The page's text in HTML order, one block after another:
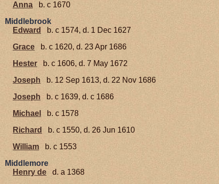
Anna
b. c 1670
Middlebrook
Edward
b. c 1574, d. 1 Dec 1627
Grace
b. c 1620, d. 23 Apr 1686
Hester
b. c 1606, d. 7 May 1672
Joseph
b. 12 Sep 1613, d. 22 Nov 1686
Joseph
b. c 1639, d. c 1686
Michael
b. c 1578
Richard
b. c 1550, d. 26 Jun 1610
William
b. c 1553
Middlemore
Henry de
d. a 1368